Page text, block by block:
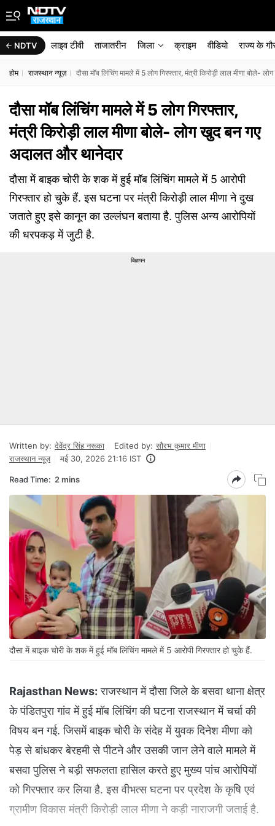
NDTV लाइव टीवी ताजातरीन जिला क्राइम वीडियो राज्‍य के
होम राजस्थान न्यूज़ दौसा मॉब लिंचिंग मामले में 5 लोग गिरफ्तार, मंत्री किरोड़ी लाल मीणा बोले-
दौसा मॉब लिंचिंग मामले में 5 लोग गिरफ्तार,
मंत्री किरोड़ी लाल मीणा बोले- लोग खुद बन गए
अदालत और थानेदार
दौसा में बाइक चोरी के शक में हुई मॉब लिंचिंग मामले में 5 आरोपी
गिरफ्तार हो चुके हैं. इस घटना पर मंत्री किरोड़ी लाल मीणा ने दुख
जताते हुए इसे कानून का उल्लंघन बताया है. पुलिस अन्य आरोपियों
की धरपकड़ में जुटी है.
विज्ञापन
Written by: देवेंद्र सिंह नरूका Edited by: सौरभ कुमार मीणा
राजस्थान न्यूज़
मई 30, 2026 21:16 IST
Read Time: 2 mins
दौसा में बाइक चोरी के शक में हुई मॉब लिंचिंग मामले में 5 आरोपी गिरफ्तार हो चुके हैं.
Rajasthan News: राजस्थान में दौसा जिले के बसवा थाना क्षेत्र
के पंडितपुरा गांव में हुई मॉब लिंचिंग की घटना राजस्थान में चर्चा की
विषय बन गई. जिसमें बाइक चोरी के संदेह में युवक दिनेश मीणा को
पेड़ से बांधकर बेरहमी से पीटने और उसकी जान लेने वाले मामले में
बसवा पुलिस ने बड़ी सफलता हासिल करते हुए मुख्य पांच आरोपियों
को गिरफ्तार कर लिया है. इस वीभत्स घटना पर प्रदेश के कृषि एवं
ग्रामीण विकास मंत्री किरोड़ी लाल मीणा ने कड़ी नाराजगी जताई है.